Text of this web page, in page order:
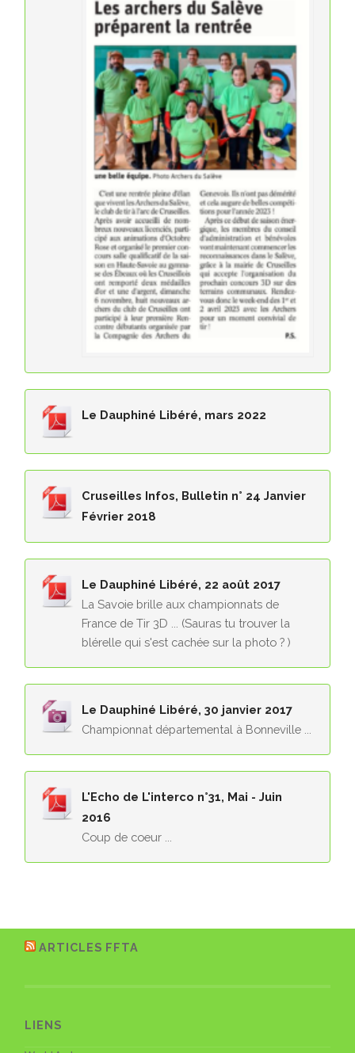
Le Dauphiné Libéré, mars 2022
Cruseilles Infos, Bulletin n° 24 Janvier
Février 2018
Le Dauphiné Libéré, 22 août 2017
La Savoie brille aux championnats de
France de Tir 3D ... (Sauras tu trouver la
blérelle qui s'est cachée sur la photo ? )
Le Dauphiné Libéré, 30 janvier 2017
Championnat départemental à Bonneville ...
L'Echo de L'interco n°31, Mai - Juin
2016
Coup de coeur ...
ARTICLES FFTA
LIENS